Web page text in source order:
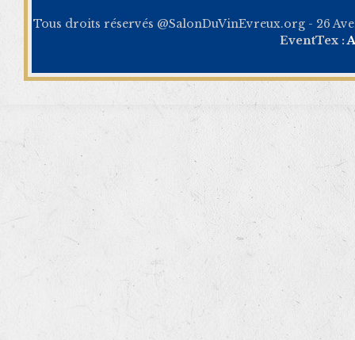
Tous droits réservés @SalonDuVinEvreux.org - 26
EventTex :